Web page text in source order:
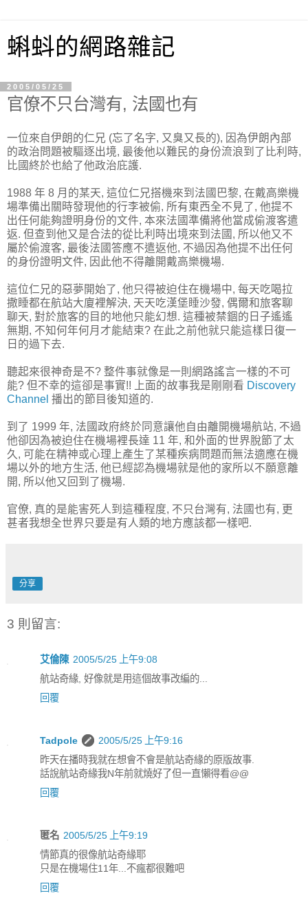
蝌蚪的網路雜記
2005/05/25
官僚不只台灣有, 法國也有
一位來自伊朗的仁兄 (忘了名字, 又臭又長的), 因為伊朗內部
的政治問題被驅逐出境, 最後他以難民的身份流浪到了比利時,
比國終於也給了他政治庇護.
1988 年 8 月的某天, 這位仁兄搭機來到法國巴黎, 在戴高樂機
場準備出關時發現他的行李被偷, 所有東西全不見了, 他提不
出任何能夠證明身份的文件, 本來法國準備將他當成偷渡客遣
返. 但查到他又是合法的從比利時出境來到法國, 所以他又不
屬於偷渡客, 最後法國答應不遣返他, 不過因為他提不出任何
的身份證明文件, 因此他不得離開戴高樂機場.
這位仁兄的惡夢開始了, 他只得被迫住在機場中, 每天吃喝拉
撒睡都在航站大廈裡解決, 天天吃漢堡睡沙發, 偶爾和旅客聊
聊天, 對於旅客的目的地他只能幻想. 這種被禁錮的日子遙遙
無期, 不知何年何月才能結束? 在此之前他就只能這樣日復一
日的過下去.
聽起來很神奇是不? 整件事就像是一則網路謠言一樣的不可
能? 但不幸的這卻是事實!! 上面的故事我是剛剛看 Discovery
Channel 播出的節目後知道的.
到了 1999 年, 法國政府終於同意讓他自由離開機場航站, 不過
他卻因為被迫住在機場裡長達 11 年, 和外面的世界脫節了太
久, 可能在精神或心理上產生了某種疾病問題而無法適應在機
場以外的地方生活, 他已經認為機場就是他的家所以不願意離
開, 所以他又回到了機場.
官僚, 真的是能害死人到這種程度, 不只台灣有, 法國也有, 更
甚者我想全世界只要是有人類的地方應該都一樣吧.
分享
3 則留言:
艾倫陳 2005/5/25 上午9:08
航站奇緣, 好像就是用這個故事改編的...
回覆
Tadpole
2005/5/25 上午9:16
昨天在播時我就在想會不會是航站奇緣的原版故事.
話說航站奇緣我N年前就燒好了但一直懶得看@@
回覆
匿名 2005/5/25 上午9:19
情節真的很像航站奇緣耶
只是在機場住11年...不瘋都很難吧
回覆